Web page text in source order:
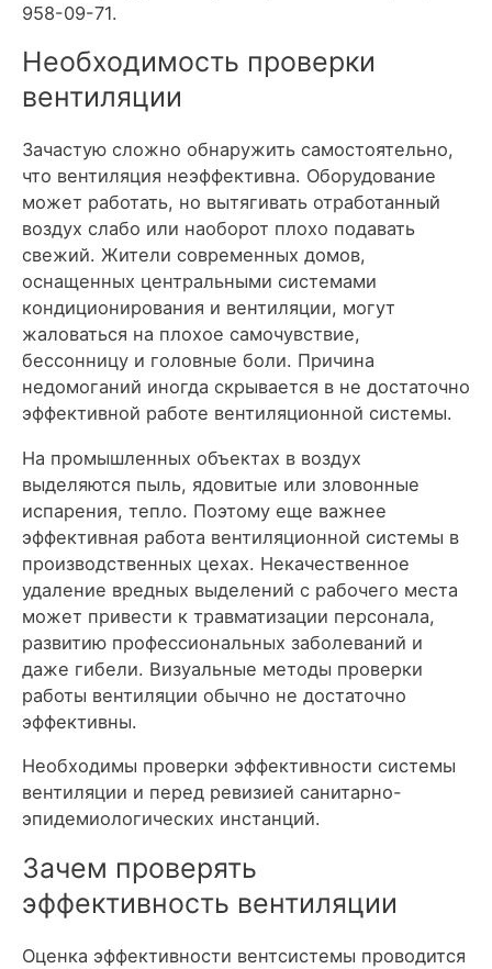
958-09-71.
Необходимость проверки
вентиляции
Зачастую сложно обнаружить самостоятельно,
что вентиляция неэффективна. Оборудование
может работать, но вытягивать отработанный
воздух слабо или наоборот плохо подавать
свежий. Жители современных домов,
оснащенных центральными системами
кондиционирования и вентиляции, могут
жаловаться на плохое самочувствие,
бессонницу и головные боли. Причина
недомоганий иногда скрывается в не достаточно
эффективной работе вентиляционной системы.
На промышленных объектах в воздух
выделяются пыль, ядовитые или зловонные
испарения, тепло. Поэтому еще важнее
эффективная работа вентиляционной системы в
производственных цехах. Некачественное
удаление вредных выделений с рабочего места
может привести к травматизации персонала,
развитию профессиональных заболеваний и
даже гибели. Визуальные методы проверки
работы вентиляции обычно не достаточно
эффективны.
Необходимы проверки эффективности системы
вентиляции и перед ревизией санитарно-
эпидемиологических инстанций.
Зачем проверять
эффективность вентиляции
Оценка эффективности вентсистемы проводится